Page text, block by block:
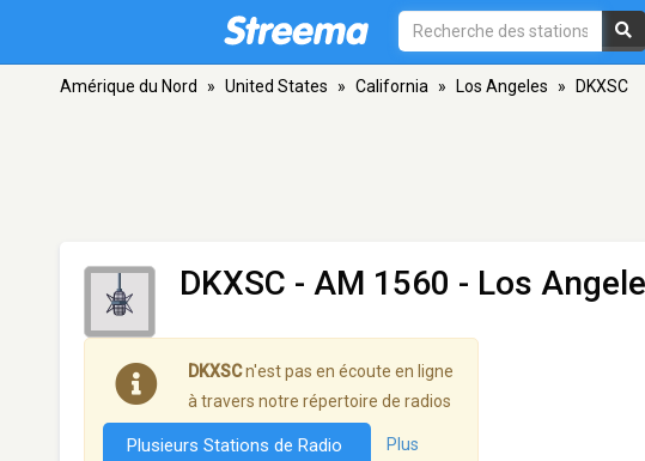
Amérique du Nord » United States » California » Los Angeles » DKXSC
DKXSC - AM 1560 - Los
DKXSCn'est pas en écoute en ligne
à travers notre répertoire de radios
Plusieurs Stations de Radio Plus